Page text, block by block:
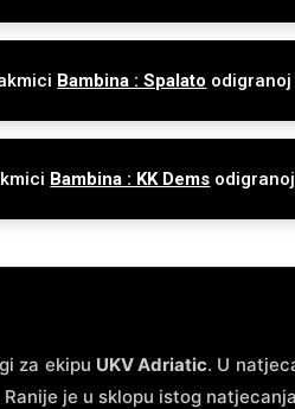
Bambina : Spalato odigranoj
Bambina : KK Dems odigranoj
za ekipu UKV Adriatic. U
je u sklopu istog